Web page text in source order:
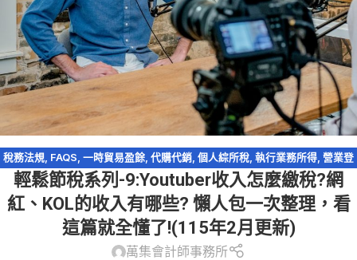
稅務法規, FAQS, 一時貿易盈餘, 代購代銷, 個人綜所稅, 執行業務所得, 營業登
,營業稅,網紅報稅,網路交易課稅 ,網路拍賣, 網路購物,薪資所得,輕鬆節稅
輕鬆節稅-綜所稅,逃漏稅
輕鬆節稅系列-9:Youtuber收入怎麼繳稅?網
紅、KOL的收入有哪些? 懶人包一次整理，看
這篇就全懂了!(115年2月更新)
萬集會計師事務所